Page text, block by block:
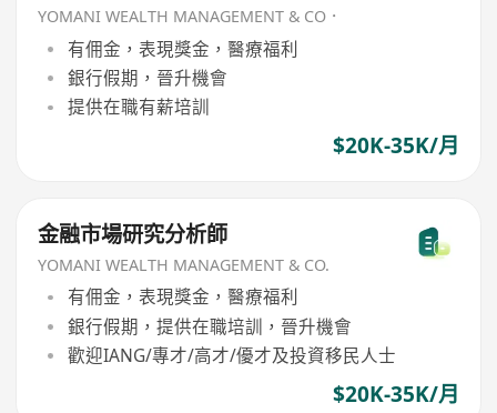
YOMANI WEALTH MANAGEMENT & CO．
有佣金，表現獎金，醫療福利
銀行假期，晉升機會
提供在職有薪培訓
$20K-35K/月
金融市場研究分析師
YOMANI WEALTH MANAGEMENT & CO.
有佣金，表現獎金，醫療福利
銀行假期，提供在職培訓，晉升機會
歡迎IANG/專才/高才/優才及投資移民人士
$20K-35K/月